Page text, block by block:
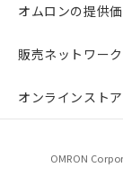
オムロンの提供
販売ネットワーク
オンラインストア
OMRON